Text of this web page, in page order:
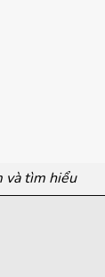
và tìm hiểu